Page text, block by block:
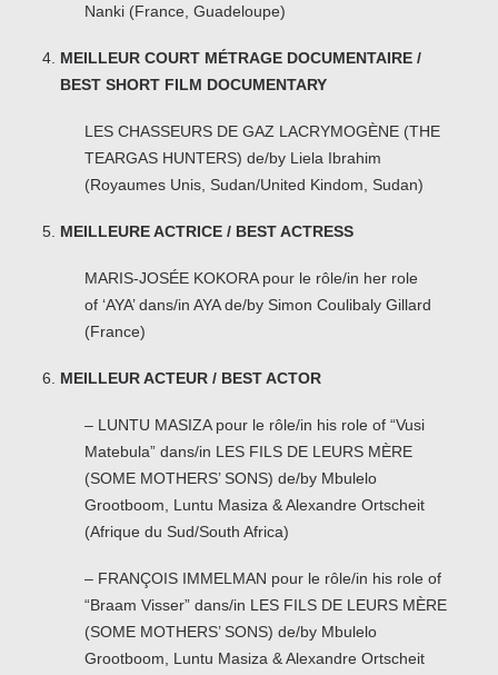
Nanki (France, Guadeloupe)
MEILLEUR COURT MÉTRAGE DOCUMENTAIRE /
BEST SHORT FILM DOCUMENTARY
LES CHASSEURS DE GAZ LACRYMOGÈNE (THE
TEARGAS HUNTERS) de/by Liela Ibrahim
(Royaumes Unis, Sudan/United Kindom, Sudan)
MEILLEURE ACTRICE / BEST ACTRESS
MARIS-JOSÉE KOKORA pour le rôle/in her role
of ‘AYA’ dans/in AYA de/by Simon Coulibaly Gillard
(France)
MEILLEUR ACTEUR / BEST ACTOR
– LUNTU MASIZA pour le rôle/in his role of “Vusi
Matebula” dans/in LES FILS DE LEURS MÈRE
(SOME MOTHERS’ SONS) de/by Mbulelo
Grootboom, Luntu Masiza & Alexandre Ortscheit
(Afrique du Sud/South Africa)
– FRANÇOIS IMMELMAN pour le rôle/in his role of
“Braam Visser” dans/in LES FILS DE LEURS MÈRE
(SOME MOTHERS’ SONS) de/by Mbulelo
Grootboom, Luntu Masiza & Alexandre Ortscheit